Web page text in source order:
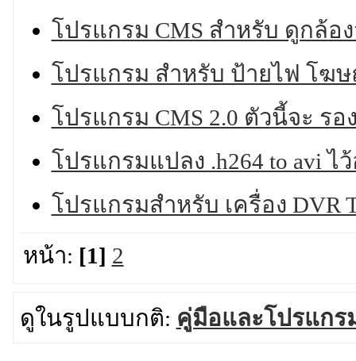
โปรแกรม CMS สำหรับ ดูกล้อ
โปรแกรม สำหรับ ป้ายไฟ โฆ
โปรแกรม CMS 2.0 ตัวนี้จะ ร
โปรแกรมแปลง .h264 to avi ไ
โปรแกรมสำหรับ เครื่อง DVR
หน้า: [1] 2
ดูในรูปแบบกติ: คู่มือและโปรแกร